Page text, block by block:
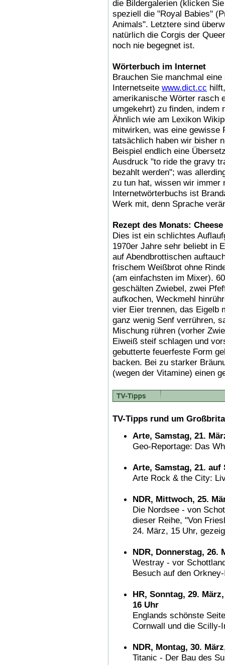
die Bildergalerien (klicken
speziell die "Royal Babies"
Animals". Letztere sind
natürlich die Corgis der
noch nie begegnet ist.
Wörterbuch im Internet
Brauchen Sie manchmal
Internetseite www.dict.cc
amerikanische Wörter rasch
umgekehrt) zu finden, indem
Ähnlich wie am Lexikon
mitwirken, was eine gewisse
tatsächlich haben wir bisher
Beispiel endlich eine
Ausdruck "to ride the gravy
bezahlt werden"; was
zu tun hat, wissen wir immer
Internetwörterbuchs ist
Werk mit, denn Sprache
Rezept des Monats:
Dies ist ein schlichtes
1970er Jahre sehr beliebt in
auf Abendbrottischen
frischem Weißbrot ohne
(am einfachsten im Mixer).
geschälten Zwiebel, zwei
aufkochen, Weckmehl
vier Eier trennen, das Eigelb
ganz wenig Senf verrühren,
Mischung rühren (vorher
Eiweiß steif schlagen und
gebutterte feuerfeste Form
backen. Bei zu starker
(wegen der Vitamine) einen
TV-Tipps rund um
Arte, Samstag, 21.
Geo-Reportage: Das
Arte, Samstag, 21. auf
Arte Rock & the City:
NDR, Mittwoch, 25.
Die Nordsee - von
dieser Reihe, "Von
24. März, 15 Uhr,
NDR, Donnerstag, 26.
Westray - vor
Besuch auf den
HR, Sonntag, 29.
16 Uhr
Englands schönste
Cornwall und die Scilly-
NDR, Montag, 30.
Titanic - Der Bau des